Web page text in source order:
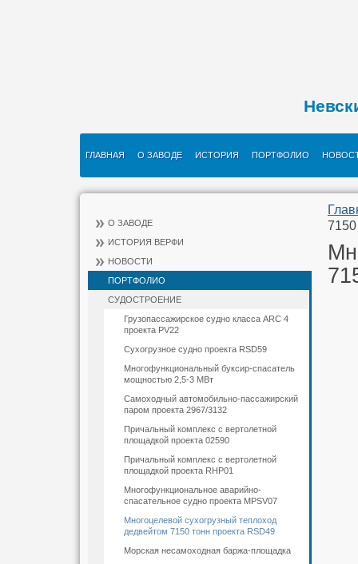
ГЛАВНАЯ О ЗАВОДЕ ИСТОРИЯ ПОРТФОЛИО
О ЗАВОДЕ
ИСТОРИЯ ВЕРФИ
НОВОСТИ
ПОРТФОЛИО
СУДОСТРОЕНИЕ
Грузопассажирское судно класса ARC 4
проекта PV22
Сухогрузное судно проекта RSD59
Многофункциональный буксир-спасатель
мощностью 2,5-3 МВт
Самоходный автомобильно-пассажирский
паром проекта 2967/3132
Причальный комплекс с вертолетной
площадкой проекта 02590
Причальный комплекс с вертолетной
площадкой проекта RHP01
Многофункциональное аварийно-
спасательное судно проекта MPSV07
Многоцелевой сухогрузный теплоход
дедвейтом 7150 тонн проекта RSD49
Морская несамоходная баржа-площадка